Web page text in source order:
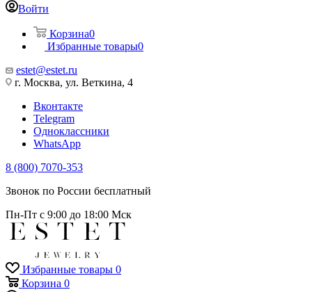
Войти
Корзина0
Избранные товары0
estet@estet.ru
г. Москва, ул. Веткина, 4
Вконтакте
Telegram
Одноклассники
WhatsApp
8 (800) 7070-353
Звонок по России бесплатный
Пн-Пт с 9:00 до 18:00 Мск
Избранные товары 0
Корзина 0